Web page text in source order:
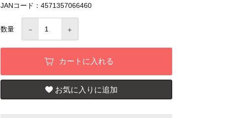
JANコード：4571357066460
数量